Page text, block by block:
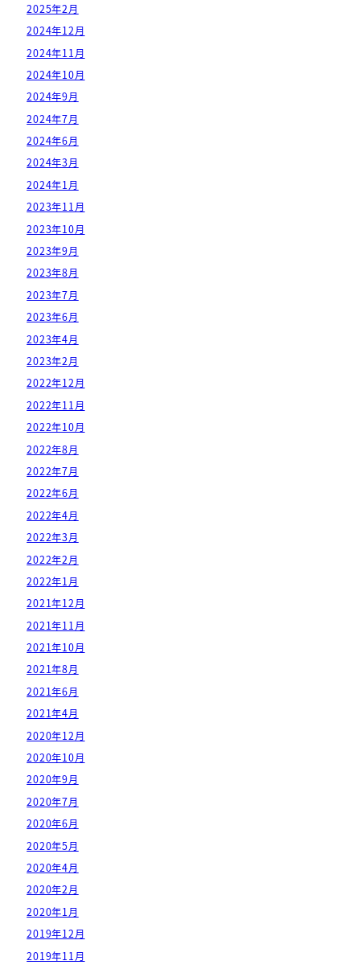
2025年2月
2024年12月
2024年11月
2024年10月
2024年9月
2024年7月
2024年6月
2024年3月
2024年1月
2023年11月
2023年10月
2023年9月
2023年8月
2023年7月
2023年6月
2023年4月
2023年2月
2022年12月
2022年11月
2022年10月
2022年8月
2022年7月
2022年6月
2022年4月
2022年3月
2022年2月
2022年1月
2021年12月
2021年11月
2021年10月
2021年8月
2021年6月
2021年4月
2020年12月
2020年10月
2020年9月
2020年7月
2020年6月
2020年5月
2020年4月
2020年2月
2020年1月
2019年12月
2019年11月